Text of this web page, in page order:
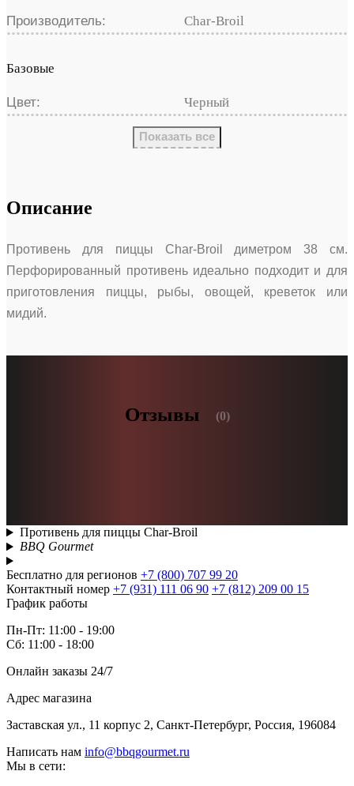
Производитель: Char-Broil
Базовые
Цвет: Черный
Показать все
Описание
Противень для пиццы Char-Broil диметром 38 см.
Перфорированный противень идеально подходит и для
приготовления пиццы, рыбы, овощей, креветок или
мидий.
Отзывы (0)
Противень для пиццы Char-Broil
BBQ Gourmet
Бесплатно для регионов +7 (800) 707 99 20
Контактный номер +7 (931) 111 06 90 +7 (812) 209 00 15
График работы
Пн-Пт: 11:00 - 19:00
Сб: 11:00 - 18:00
Онлайн заказы 24/7
Адрес магазина
Заставская ул., 11 корпус 2, Санкт-Петербург, Россия, 196084
Написать нам info@bbqgourmet.ru
Мы в сети: